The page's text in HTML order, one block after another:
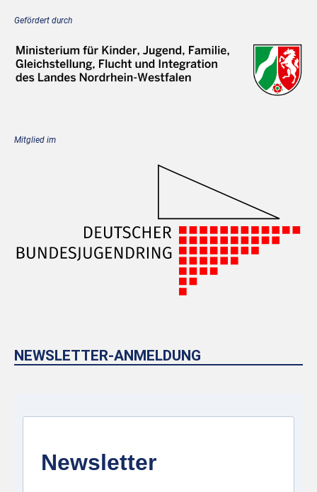
Gefördert durch
Mitglied im
NEWSLETTER-ANMELDUNG
Newsletter